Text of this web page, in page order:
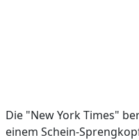
Die "New York Times"
einem Schein-